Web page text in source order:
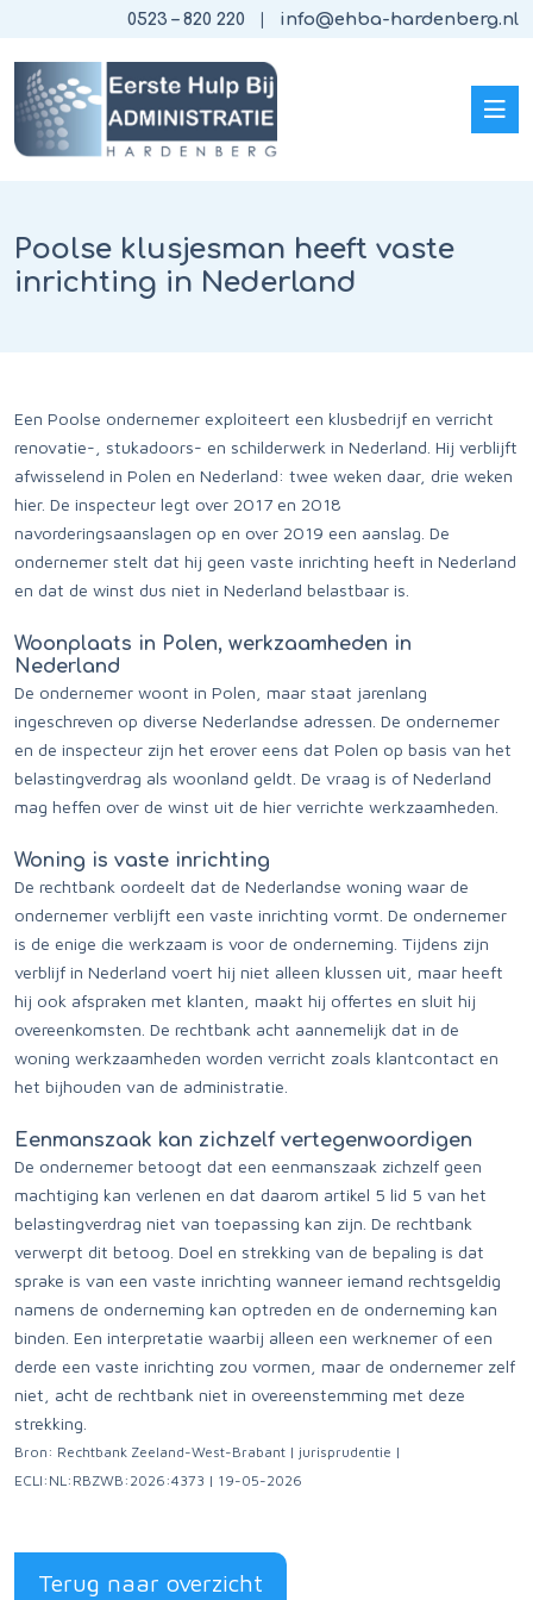
0523 – 820 220 info@ehba-hardenberg.nl
Poolse klusjesman heeft vaste
inrichting in Nederland
Een Poolse ondernemer exploiteert een klusbedrijf en verricht
renovatie-, stukadoors- en schilderwerk in Nederland. Hij verblijft
afwisselend in Polen en Nederland: twee weken daar, drie weken
hier. De inspecteur legt over 2017 en 2018
navorderingsaanslagen op en over 2019 een aanslag. De
ondernemer stelt dat hij geen vaste inrichting heeft in Nederland
en dat de winst dus niet in Nederland belastbaar is.
Woonplaats in Polen, werkzaamheden in
Nederland
De ondernemer woont in Polen, maar staat jarenlang
ingeschreven op diverse Nederlandse adressen. De ondernemer
en de inspecteur zijn het erover eens dat Polen op basis van het
belastingverdrag als woonland geldt. De vraag is of Nederland
mag heffen over de winst uit de hier verrichte werkzaamheden.
Woning is vaste inrichting
De rechtbank oordeelt dat de Nederlandse woning waar de
ondernemer verblijft een vaste inrichting vormt. De ondernemer
is de enige die werkzaam is voor de onderneming. Tijdens zijn
verblijf in Nederland voert hij niet alleen klussen uit, maar heeft
hij ook afspraken met klanten, maakt hij offertes en sluit hij
overeenkomsten. De rechtbank acht aannemelijk dat in de
woning werkzaamheden worden verricht zoals klantcontact en
het bijhouden van de administratie.
Eenmanszaak kan zichzelf vertegenwoordigen
De ondernemer betoogt dat een eenmanszaak zichzelf geen
machtiging kan verlenen en dat daarom artikel 5 lid 5 van het
belastingverdrag niet van toepassing kan zijn. De rechtbank
verwerpt dit betoog. Doel en strekking van de bepaling is dat
sprake is van een vaste inrichting wanneer iemand rechtsgeldig
namens de onderneming kan optreden en de onderneming kan
binden. Een interpretatie waarbij alleen een werknemer of een
derde een vaste inrichting zou vormen, maar de ondernemer zelf
niet, acht de rechtbank niet in overeenstemming met deze
strekking.
Bron: Rechtbank Zeeland-West-Brabant | jurisprudentie |
ECLI:NL:RBZWB:2026:4373 | 19-05-2026
Terug naar overzicht